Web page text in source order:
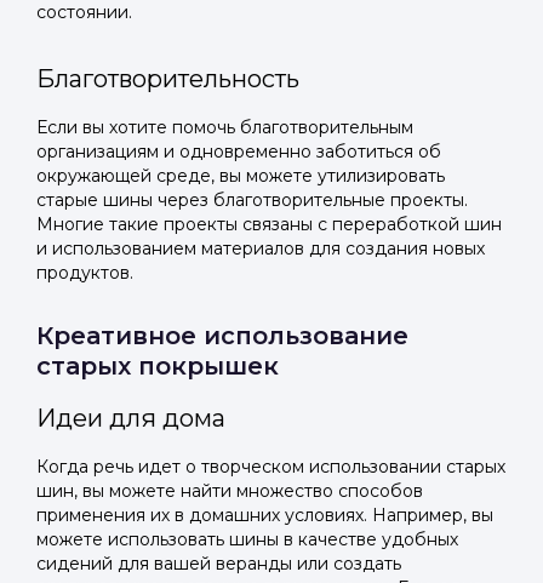
состоянии.
Благотворительность
Если вы хотите помочь благотворительным
организациям и одновременно заботиться об
окружающей среде, вы можете утилизировать
старые шины через благотворительные проекты.
Многие такие проекты связаны с переработкой шин
и использованием материалов для создания новых
продуктов.
Креативное использование
старых покрышек
Идеи для дома
Когда речь идет о творческом использовании старых
шин, вы можете найти множество способов
применения их в домашних условиях. Например, вы
можете использовать шины в качестве удобных
сидений для вашей веранды или создать